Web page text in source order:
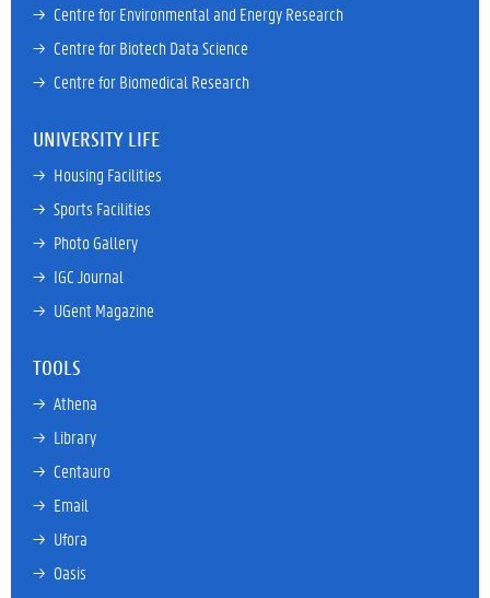
→ Centre for Environmental and Energy Research
→ Centre for Biotech Data Science
→ Centre for Biomedical Research
UNIVERSITY LIFE
→ Housing Facilities
→ Sports Facilities
→ Photo Gallery
→ IGC Journal
→ UGent Magazine
TOOLS
→ Athena
→ Library
→ Centauro
→ Email
→ Ufora
→ Oasis